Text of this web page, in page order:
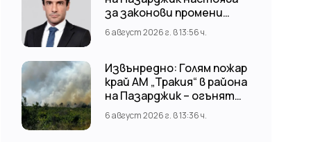
за законови промени
срещу риска от
наводнения
6 август 2026 г. в 13:56 ч.
Извънредно: Голям пожар
край АМ „Тракия“ в района
на Пазарджик – огънят
обхвана и лозови масиви
6 август 2026 г. в 13:36 ч.